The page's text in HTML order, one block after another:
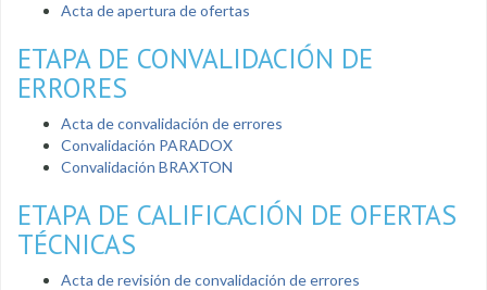
Acta de apertura de ofertas
ETAPA DE CONVALIDACIÓN DE
ERRORES
Acta de convalidación de errores
Convalidación PARADOX
Convalidación BRAXTON
ETAPA DE CALIFICACIÓN DE OFERTAS
TÉCNICAS
Acta de revisión de convalidación de errores